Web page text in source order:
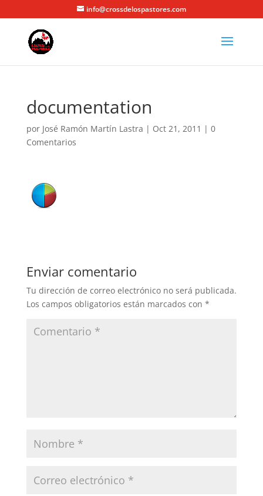
info@crossdelospastores.com
documentation
por José Ramón Martín Lastra | Oct 21, 2011 | 0
Comentarios
Enviar comentario
Tu dirección de correo electrónico no será publicada.
Los campos obligatorios están marcados con *